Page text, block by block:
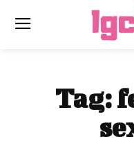
Tag: